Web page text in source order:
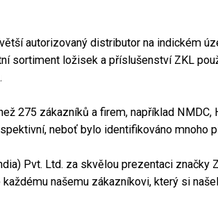
autorizovaný distributor na indickém
sortiment ložisek a příslušenství ZKL
275 zákazníků a firem, například NMDC,
neboť bylo identifikováno mnoho
Pvt. Ltd. za skvělou prezentaci značky
našemu zákazníkovi, který si